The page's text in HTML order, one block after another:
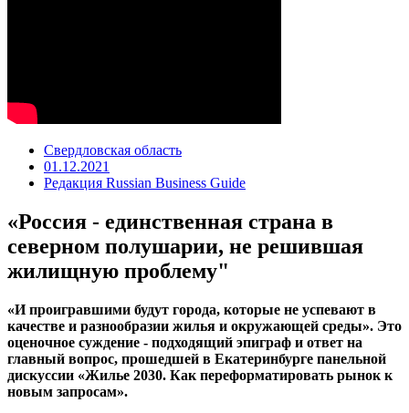
Свердловская область
01.12.2021
Редакция Russian Business Guide
«Россия - единственная страна в
северном полушарии, не решившая
жилищную проблему"
«И проигравшими будут города, которые не успевают в
качестве и разнообразии жилья и окружающей среды». Это
оценочное суждение - подходящий эпиграф и ответ на
главный вопрос, прошедшей в Екатеринбурге панельной
дискуссии «Жилье 2030. Как переформатировать рынок к
новым запросам».